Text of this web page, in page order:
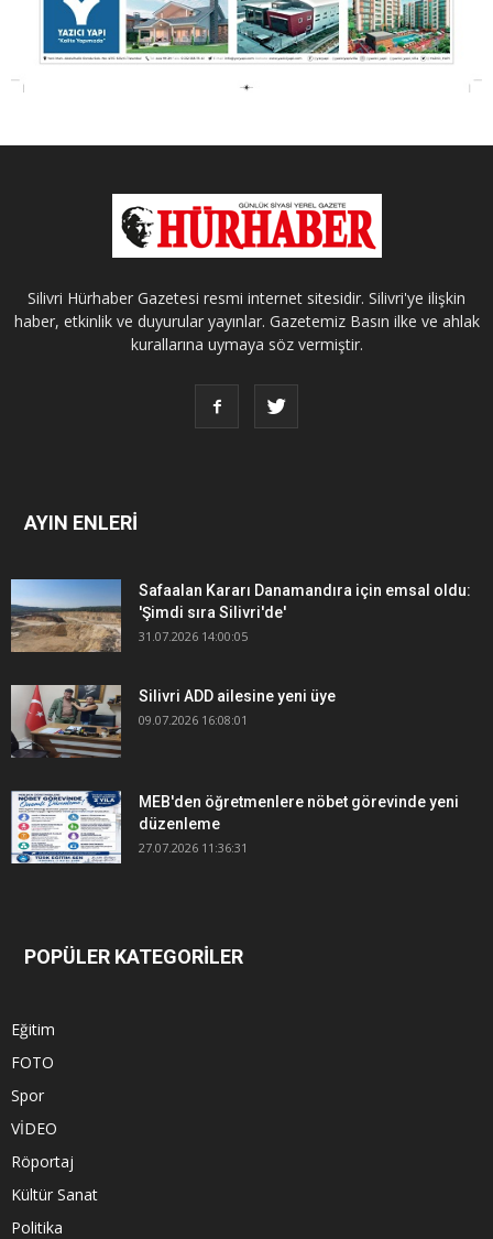
Silivri Hürhaber Gazetesi resmi internet sitesidir. Silivri'ye ilişkin
haber, etkinlik ve duyurular yayınlar. Gazetemiz Basın ilke ve ahlak
kurallarına uymaya söz vermiştir.
AYIN ENLERİ
Safaalan Kararı Danamandıra için emsal oldu:
'Şimdi sıra Silivri'de'
31.07.2026 14:00:05
Silivri ADD ailesine yeni üye
09.07.2026 16:08:01
MEB'den öğretmenlere nöbet görevinde yeni
düzenleme
27.07.2026 11:36:31
POPÜLER KATEGORİLER
Eğitim
FOTO
Spor
VİDEO
Röportaj
Kültür Sanat
Politika